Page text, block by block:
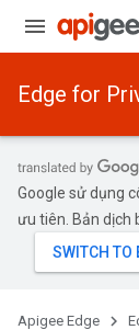
Edge for
Google sử dụng
ưu tiên. Bản dịch
Apigee Edge